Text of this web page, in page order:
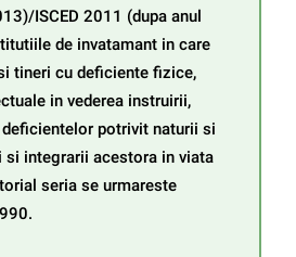
ISCED 2011 (dupa anul
de invatamant in care
tineri cu deficiente fizice,
in vederea instruirii,
potrivit naturii si
si integrarii acestora in viata
seria se urmareste